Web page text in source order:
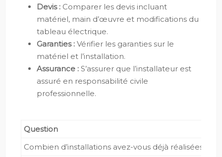
Devis : Comparer les devis incluant
matériel, main d’œuvre et modifications du
tableau électrique.
Garanties : Vérifier les garanties sur le
matériel et l’installation.
Assurance : S’assurer que l’installateur est
assuré en responsabilité civile
professionnelle.
Question
Combien d’installations avez-vous déjà réalisées ?